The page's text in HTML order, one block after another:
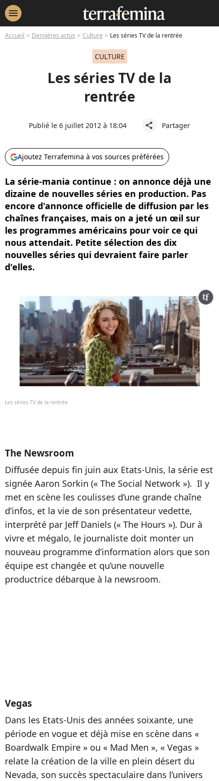
menu
Accueil Dernières actus Culture Les séries TV de la rentrée
CULTURE
Les séries TV de la
rentrée
Publié le 6 juillet 2012 à 18:04 share Partager
Ajoutez Terrafemina à vos sources préférées
La série-mania continue : on annonce déjà une
dizaine de nouvelles séries en production. Pas
encore d'annonce officielle de diffusion par les
chaînes françaises, mais on a jeté un œil sur
les programmes américains pour voir ce qui
nous attendait. Petite sélection des dix
nouvelles séries qui devraient faire parler
d'elles.
Les séries TV de la rentrée
The Newsroom
Diffusée depuis fin juin aux Etats-Unis, la série est
signée Aaron Sorkin (« The Social Network »). Il y
met en scène les coulisses d’une grande chaîne
d’infos, et la vie de son présentateur vedette,
interprété par Jeff Daniels (« The Hours »). Dur à
vivre et mégalo, le journaliste doit monter un
nouveau programme d’information alors que son
équipe est changée et qu’une nouvelle
productrice débarque à la newsroom.
Vegas
Dans les Etats-Unis des années soixante, une
période en vogue et déjà mise en scène dans «
Boardwalk Empire » ou « Mad Men », « Vegas »
relate la création de la ville en plein désert du
Nevada, son succès spectaculaire dans l’univers